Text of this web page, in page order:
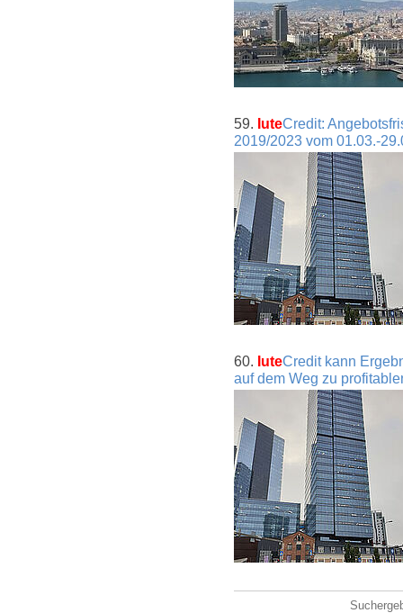
59. IuteCredit:
2019/2023 vom 01.03.-
60. IuteCredit kann
auf dem Weg zu